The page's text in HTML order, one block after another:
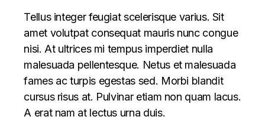
Tellus integer feugiat scelerisque varius. Sit
amet volutpat consequat mauris nunc congue
nisi. At ultrices mi tempus imperdiet nulla
malesuada pellentesque. Netus et malesuada
fames ac turpis egestas sed. Morbi blandit
cursus risus at. Pulvinar etiam non quam lacus.
A erat nam at lectus urna duis.